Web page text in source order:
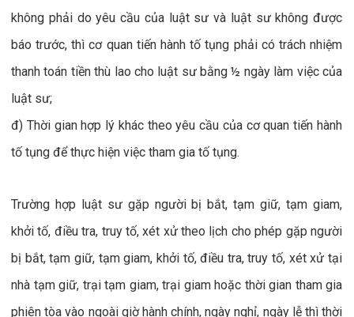
không phải do yêu cầu của luật sư và luật sư không được
báo trước, thì cơ quan tiến hành tố tụng phải có trách nhiệm
thanh toán tiền thù lao cho luật sư bằng ½ ngày làm việc của
luật sư;
đ) Thời gian hợp lý khác theo yêu cầu của cơ quan tiến hành
tố tụng để thực hiện việc tham gia tố tụng.
Trường hợp luật sư gặp người bị bắt, tạm giữ, tạm giam,
khởi tố, điều tra, truy tố, xét xử theo lịch cho phép gặp người
bị bắt, tạm giữ, tạm giam, khởi tố, điều tra, truy tố, xét xử tại
nhà tạm giữ, trại tạm giam, trại giam hoặc thời gian tham gia
phiên tòa vào ngoài giờ hành chính, ngày nghỉ, ngày lễ thì thời